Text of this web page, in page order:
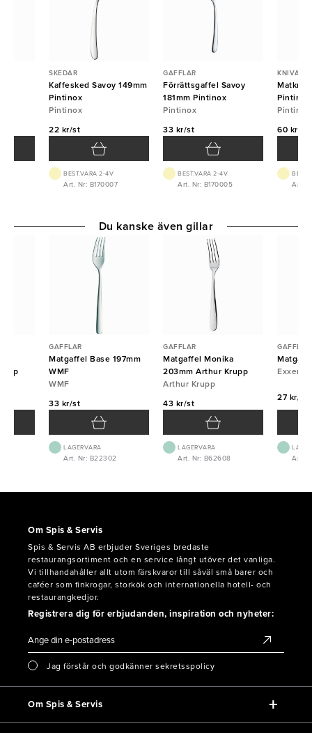
SKEDAR
Kaffesked Savoy 149mm
Pintinox
Pintinox
22 kr/st
BEST.VARA 2-4V
Art. Nr: B170007
GAFFLAR
Förrättsgaffel Savoy
181mm Pintinox
Pintinox
33 kr/st
BEST.VARA 2-4V
Art. Nr: B170005
KNIVAR
Matkniv
Pintinox
Pintinox
60 kr/st
Art.
GAFFLAR
Matgaffel Base 197mm
WMF
WMF
33 kr/st
LAGERVARA
Art. Nr: B22302
GAFFLAR
Matgaffel Monika
203mm Arthur Krupp
Arthur Krupp
43 kr/st
LAGERVARA
Art. Nr: B62608
GAFFLAR
Exxent
27 kr/st
Art.
Du kanske även gillar
Om Spis & Servis
Spis & Servis AB erbjuder Sveriges bredaste
restaurangsortiment och en service långt utöver det vanliga.
Vi tillhandahåller allt utom färskvaror till såväl små barer och
caféer som finkrogar, storkök och internationella hotell- och
restaurangkedjor.
Registrera dig för erbjudanden, inspiration och nyheter:
Jag förstår och godkänner sekretsspolicy
Om Spis & Servis